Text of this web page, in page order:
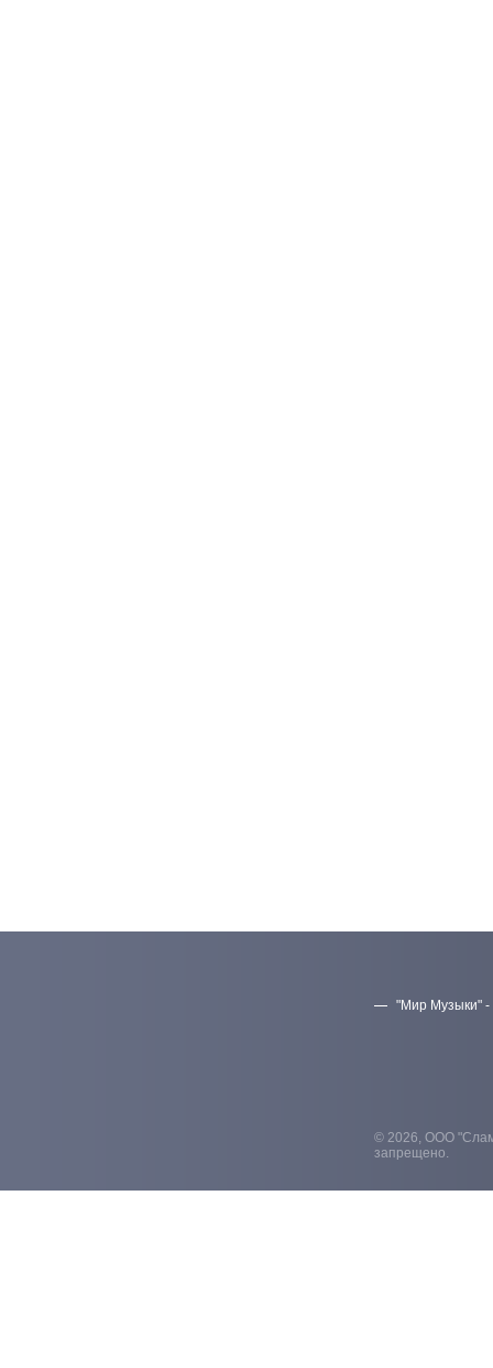
"Мир Музыки" -
© 2026, ООО
запрещено.